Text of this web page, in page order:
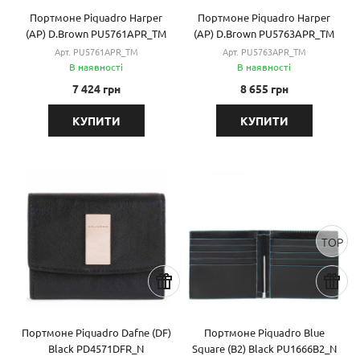
Портмоне Piquadro Harper
(AP) D.Brown PU5761APR_TM
Арт. PU5761APR_TM
В наявності
7 424 грн
КУПИТИ
Портмоне Piquadro Harper
(AP) D.Brown PU5763APR_TM
Арт. PU5763APR_TM
В наявності
8 655 грн
КУПИТИ
Портмоне Piquadro Dafne (DF)
Black PD4571DFR_N
TOP
Портмоне Piquadro Blue
Square (B2) Black PU1666B2_N